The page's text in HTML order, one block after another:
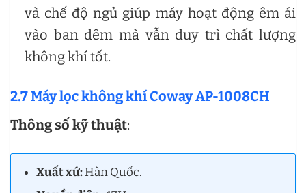
và chế độ ngủ giúp máy hoạt động êm ái
vào ban đêm mà vẫn duy trì chất lượng
không khí tốt.
2.7 Máy lọc không khí Coway AP-1008CH
Thông số kỹ thuật:
Xuất xứ:Hàn Quốc.